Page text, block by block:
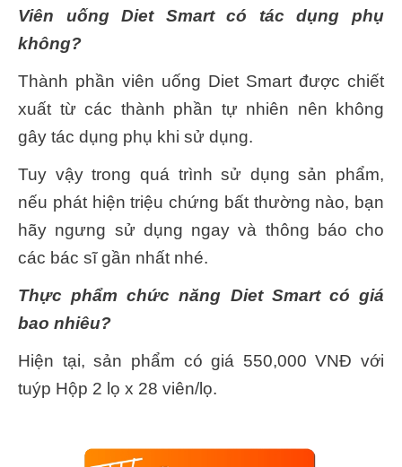
Viên uống Diet Smart có tác dụng phụ
không?
Thành phần viên uống Diet Smart được chiết
xuất từ các thành phần tự nhiên nên không
gây tác dụng phụ khi sử dụng.
Tuy vậy trong quá trình sử dụng sản phẩm,
nếu phát hiện triệu chứng bất thường nào, bạn
hãy ngưng sử dụng ngay và thông báo cho
các bác sĩ gần nhất nhé.
Thực phẩm chức năng Diet Smart có giá
bao nhiêu?
Hiện tại, sản phẩm có giá 550,000 VNĐ với
tuýp Hộp 2 lọ x 28 viên/lọ.